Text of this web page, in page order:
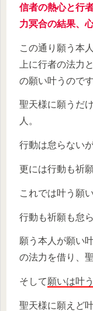
信者の熱心と行
力冥合の結果、
この通り願う本
上に行者の法力
の願い叶うのです
聖天様に願うだ
人。
行動は怠らない
更には行動も祈
これでは叶う願
行動も祈願も怠
願う本人が願い
の法力を借り、
そして願いは叶う
聖天様に願えど